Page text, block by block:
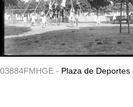
03884FMHGE - Plaza de Deportes